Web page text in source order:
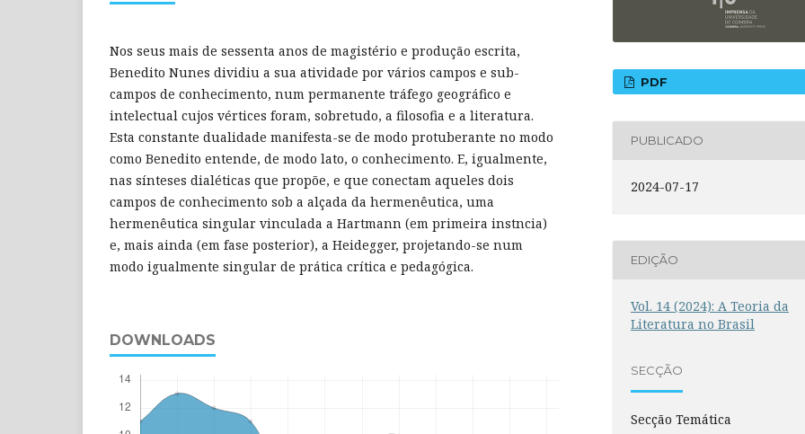
Nos seus mais de sessenta anos de magistério e produção escrita,
Benedito Nunes dividiu a sua atividade por vários campos e sub-
campos de conhecimento, num permanente tráfego geográfico e
intelectual cujos vértices foram, sobretudo, a filosofia e a literatura.
Esta constante dualidade manifesta-se de modo protuberante no modo
como Benedito entende, de modo lato, o conhecimento. E, igualmente,
nas sínteses dialéticas que propõe, e que conectam aqueles dois
campos de conhecimento sob a alçada da hermenêutica, uma
hermenêutica singular vinculada a Hartmann (em primeira instncia)
e, mais ainda (em fase posterior), a Heidegger, projetando-se num
modo igualmente singular de prática crítica e pedagógica.
DOWNLOADS
PDF
PUBLICADO
2024-07-17
EDIÇÃO
Vol. 14 (2024): A Teoria da
Literatura no Brasil
SECÇÃO
Secção Temática